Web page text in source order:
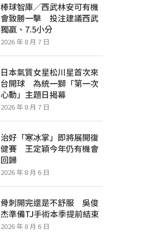
棒球智庫／西武林安可有機
會致勝一擊 投注建議西武
獨贏、7.5小分
2026 年 8 月 7 日
日本氣質女星松川星首次來
台開球 為統一獅「第一次
心動」主題日揭幕
2026 年 8 月 7 日
治好「寒冰掌」即將展開復
健賽 王定穎今年仍有機會
回歸
2026 年 8 月 6 日
骨刺開完還是不舒服 吳俊
杰準備TJ手術本季提前結束
2026 年 8 月 6 日